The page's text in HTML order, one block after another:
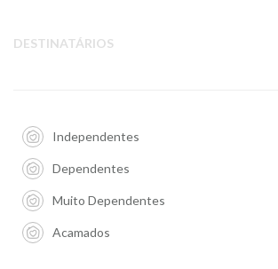
DESTINATÁRIOS
Independentes
Dependentes
Muito Dependentes
Acamados